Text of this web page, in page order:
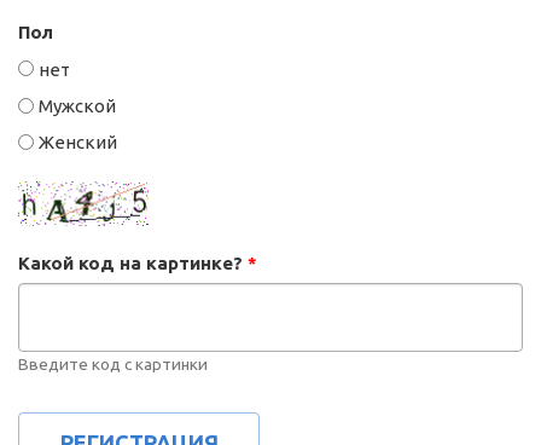
Пол
нет
Мужской
Женский
Какой код на картинке? *
Введите код с картинки